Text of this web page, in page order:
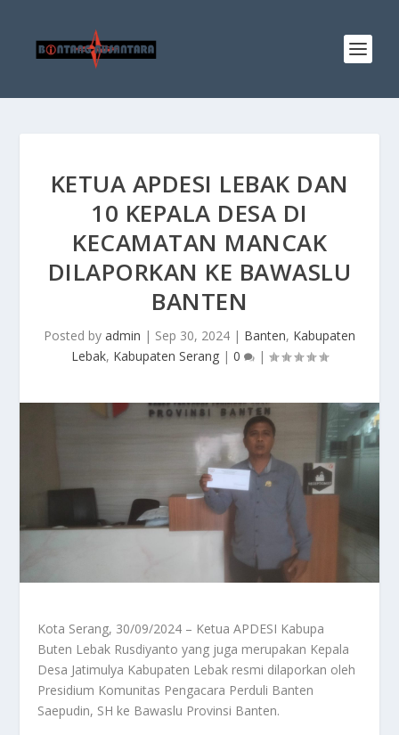
KETUA APDESI LEBAK DAN
10 KEPALA DESA DI
KECAMATAN MANCAK
DILAPORKAN KE BAWASLU
BANTEN
Posted by admin | Sep 30, 2024 | Banten, Kabupaten
Lebak, Kabupaten Serang | 0 |
Kota Serang, 30/09/2024 – Ketua APDESI Kabupa
Buten Lebak Rusdiyanto yang juga merupakan Kepala
Desa Jatimulya Kabupaten Lebak resmi dilaporkan oleh
Presidium Komunitas Pengacara Perduli Banten
Saepudin, SH ke Bawaslu Provinsi Banten.